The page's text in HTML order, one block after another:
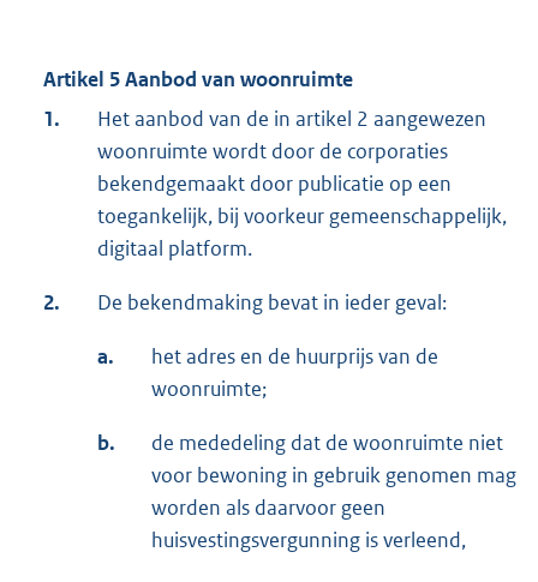
Artikel 5 Aanbod van woonruimte
1.
Het aanbod van de in artikel 2 aangewezen
woonruimte wordt door de corporaties
bekendgemaakt door publicatie op een
toegankelijk, bij voorkeur gemeenschappelijk,
digitaal platform.
2. De bekendmaking bevat in ieder geval:
a.
het adres en de huurprijs van de
woonruimte;
b.
de mededeling dat de woonruimte niet
voor bewoning in gebruik genomen mag
worden als daarvoor geen
huisvestingsvergunning is verleend,